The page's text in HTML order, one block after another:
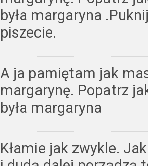
była margaryna
piszecie.
A ja pamiętam jak
margarynę. Popatrz
była margaryna
Kłamie jak zwykle.